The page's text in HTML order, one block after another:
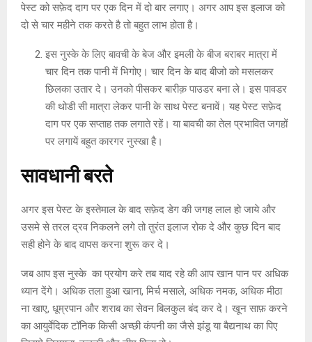
पेस्ट को सफ़ेद दाग पर एक दिन में दो बार लगाए। अगर आप इस इलाज को
दो से चार महीने तक करते है तो बहुत लाभ होता है।
इस नुस्के के लिए बावची के बेज और इमली के बीज बराबर मात्रा में
चार दिन तक पानी में भिगोए। चार दिन के बाद बीजो को मसलकर
छिलका उतार दे। उनको पीसकर बारीक़ पाउडर बना ले। इस पावडर
की थोडी सी मात्रा लेकर पानी के साथ पेस्ट बनावें। यह पेस्ट सफ़ेद
दाग पर एक सप्ताह तक लगाते रहें। या बावची का तेल प्रभावित जगहों
पर लगायें बहुत कारगर नुस्खा है।
सावधानीबरते
अगर इस पेस्ट के इस्तेमाल के बाद सफ़ेद डेग की जगह लाल हो जाये और
उसमे से तरल द्रव निकलने लगे तो तुरंत इलाज रोक दे और कुछ दिन बाद
सही होने के बाद वापस करना शुरू कर दे।
जब आप इस नुस्के का प्रयोग करे तब याद रहे की आप खान पान पर अधिक
ध्यान देंगे। अधिक तला हुआ खाना, मिर्च मसाले, अधिक नमक, अधिक मीठा
ना खाए, धूम्रपान और शराब का सेवन बिलकुल बंद कर दे। खून साफ़ करने
का आयुर्वेदिक टॉनिक किसी अच्छी कंपनी का जैसे झंडू या बैद्यनाथ का पिए